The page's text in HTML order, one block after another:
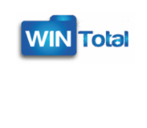
Inhalt
springen